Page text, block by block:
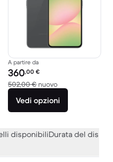
€ del nuovo
A partire da
Prezzo del ricondizionato:
360,00 €
502,00 € nuovoRispetto a
Vedi opzioni
disponibiliDurata del